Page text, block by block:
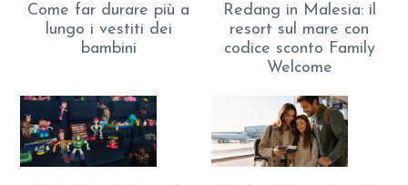
Come far durare più a
lungo i vestiti dei
bambini
Redang in Malesia: il
resort sul mare con
codice sconto Family
Welcome